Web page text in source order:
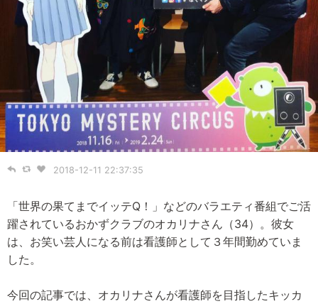
2018-12-11 22:37:35
「世界の果てまでイッテQ！」などのバラエティ番組でご活
躍されているおかずクラブのオカリナさん（34）。彼女
は、お笑い芸人になる前は看護師として３年間勤めていま
した。
今回の記事では、オカリナさんが看護師を目指したキッカ